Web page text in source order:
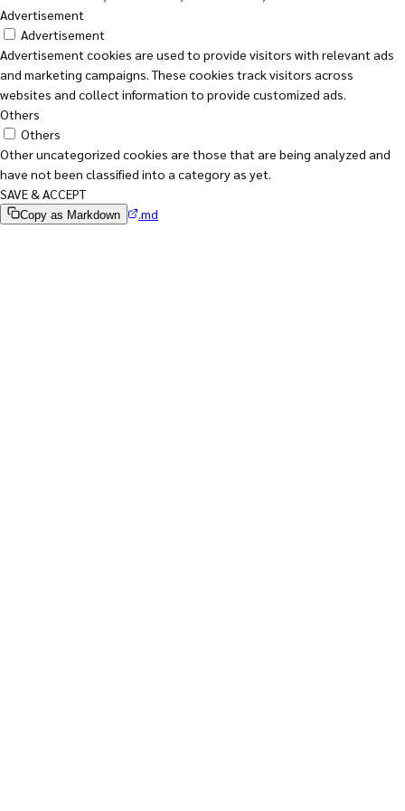
Advertisement
Advertisement
Advertisement cookies are used to provide visitors with relevant ads
and marketing campaigns. These cookies track visitors across
websites and collect information to provide customized ads.
Others
Others
Other uncategorized cookies are those that are being analyzed and
have not been classified into a category as yet.
SAVE & ACCEPT
Copy as Markdown .md